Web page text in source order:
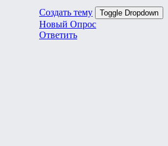
Создать тему Toggle Dropdown
Новый Опрос
Ответить